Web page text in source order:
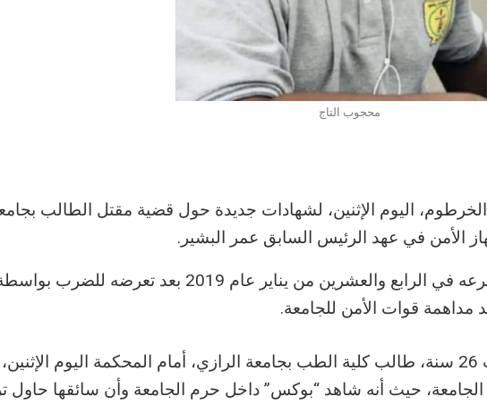
محجوب التاج
اليوم الإثنين، لشهادات جديدة حول قضية مقتل الطالب
الأمن في عهد الرئيس السابق عمر البشير.
وكان الطالب محجوب التاج، قد لقي مصرعه في الرابع والعشرين من يناير عام 2019 بعد
مداهمة قوات الأمن للجامعة.
وقال شاهد الاتهام الطيب الطاهر الطيب 26 سنة، طالب كلية الطب بجامعة الرازي، أمام المحكمة اليوم
حيث أنه شاهد “بوكس” داخل حرم الجامعة وأن سائقها حاول